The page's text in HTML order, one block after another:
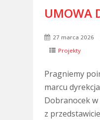
UMOWA
27 marca 2026
Projekty
Pragniemy
marcu
Dobranocek w
z